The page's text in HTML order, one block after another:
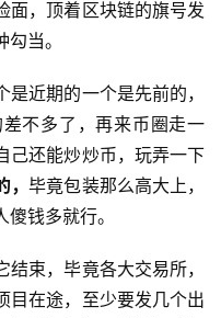
面，顶着区块链的旗号发
当。
近期的一个是先前的，
不多了，再来币圈走一
己还能炒炒币，玩弄一下
，毕竟包装那么高大上，
钱多就行。
束，毕竟各大交易所，
目在途，至少要发几个出